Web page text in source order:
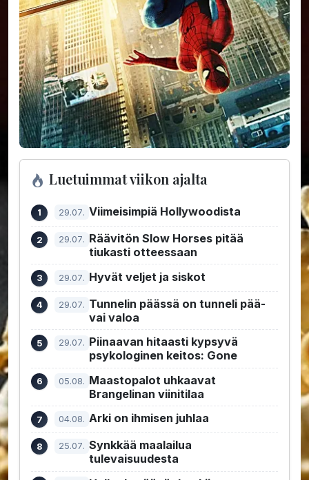
Luetuimmat viikon ajalta
29.07. Viimeisimpiä Hollywoodista
29.07. Räävitön Slow Horses pitää
tiukasti otteessaan
29.07. Hyvät veljet ja siskot
29.07. Tunnelin päässä on tunneli pää-
vai valoa
29.07. Piinaavan hitaasti kypsyvä
psykologinen keitos: Gone
05.08. Maastopalot uhkaavat
Brangelinan viinitilaa
04.08. Arki on ihmisen juhlaa
25.07. Synkkää maalailua
tulevaisuudesta